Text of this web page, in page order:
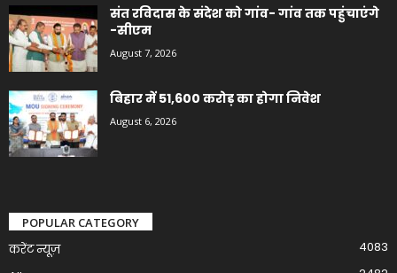
संत रविदास के संदेश को गांव- गांव तक पहुंचाएंगे
-सीएम
August 7, 2026
बिहार में 51,600 करोड़ का होगा निवेश
August 6, 2026
POPULAR CATEGORY
करेंट न्यूज़
4083